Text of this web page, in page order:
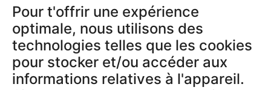
Pour t'offrir une expérience
optimale, nous utilisons des
technologies telles que les cookies
pour stocker et/ou accéder aux
informations relatives à l'appareil.
PRODUKTE
Tracker
Aktivierungscodes